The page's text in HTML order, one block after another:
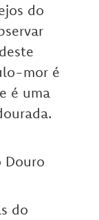
do
mor é
é uma
do